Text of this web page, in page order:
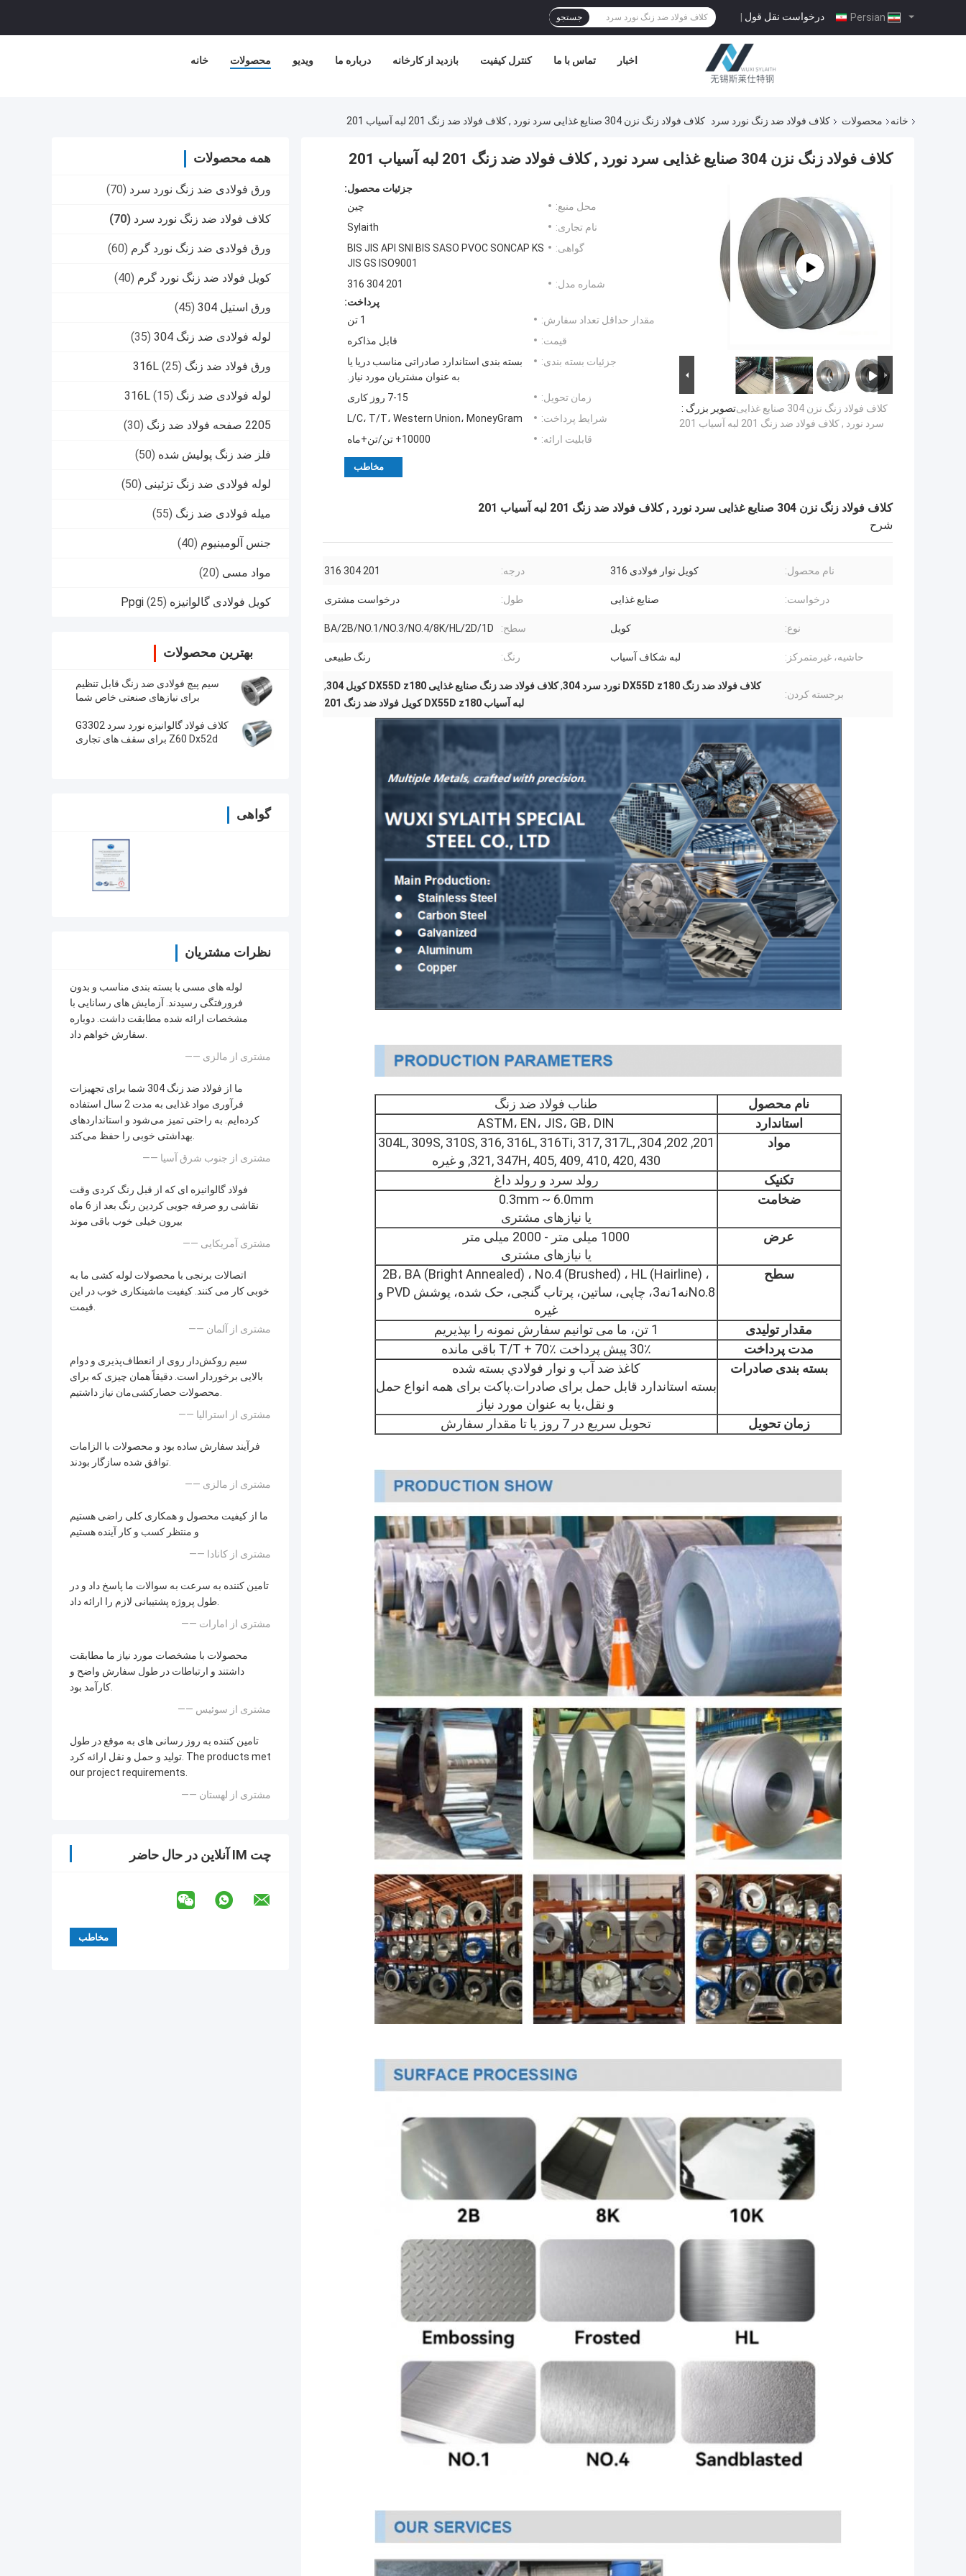
درخواست نقل قول | جستجو
خانه محصولات ویدیو درباره ما بازدید از کارخانه کنترل کیفیت تماس با ما اخبار
خانه محصولات کلاف فولاد ضد زنگ نورد سرد کلاف فولاد زنگ نزن 304 صنایع غذایی سرد نورد , کلاف فولاد ضد زنگ 201 لبه آسیاب 201
همه محصولات
ورق فولادی ضد زنگ نورد سرد (70)
کلاف فولاد ضد زنگ نورد سرد (70)
ورق فولادی ضد زنگ نورد گرم (60)
کویل فولاد ضد زنگ نورد گرم (40)
ورق استیل 304 (45)
لوله فولادی ضد زنگ 304 (35)
ورق فولاد ضد زنگ 316L (25)
لوله فولادی ضد زنگ 316L (15)
2205 صفحه فولاد ضد زنگ (30)
فلز ضد زنگ پولیش شده (50)
لوله فولادی ضد زنگ تزئینی (50)
میله فولادی ضد زنگ (55)
جنس آلومینیوم (40)
مواد مسی (20)
کویل فولادی گالوانیزه Ppgi (25)
بهترین محصولات
سیم پیچ فولادی ضد زنگ قابل تنظیم
برای نیازهای صنعتی خاص شما
کلاف فولاد گالوانیزه نورد سرد G3302
Z60 Dx52d برای سقف های تجاری
گواهی
نظرات مشتریان
لوله های مسی با بسته بندی مناسب و بدون
فرورفتگی رسیدند. آزمایش های رسانایی با
مشخصات ارائه شده مطابقت داشت. دوباره
سفارش خواهم داد.
—— مشتری از مالزی
ما از فولاد ضد زنگ 304 شما برای تجهیزات
فرآوری مواد غذایی به مدت 2 سال استفاده
کرده‌ایم. به راحتی تمیز می‌شود و استانداردهای
بهداشتی خوبی را حفظ می‌کند.
—— مشتری از جنوب شرق آسیا
فولاد گالوانیزه ای که از قبل رنگ کردی وقت
نقاشی رو صرفه جویی کردین رنگ بعد از 6 ماه
بیرون خیلی خوب باقی موند
—— مشتری آمریکایی
اتصالات برنجی با محصولات لوله کشی ما به
خوبی کار می کنند. کیفیت ماشینکاری خوب در این
قیمت.
—— مشتری از آلمان
سیم روکش‌دار روی از انعطاف‌پذیری و دوام
بالایی برخوردار است. دقیقاً همان چیزی که برای
محصولات حصارکشی‌مان نیاز داشتیم.
—— مشتری از استرالیا
فرآیند سفارش ساده بود و محصولات با الزامات
توافق شده سازگار بودند.
—— مشتری از مالزی
ما از کیفیت محصول و همکاری کلی راضی هستیم
و منتظر کسب و کار آینده هستیم
—— مشتری از کانادا
تامین کننده به سرعت به سوالات ما پاسخ داد و در
طول پروژه پشتیبانی لازم را ارائه داد.
—— مشتری از امارات
محصولات با مشخصات مورد نیاز ما مطابقت
داشتند و ارتباطات در طول سفارش واضح و
کارآمد بود.
—— مشتری از سوئیس
تامین کننده به روز رسانی های به موقع در طول
تولید و حمل و نقل ارائه کرد. The products met
our project requirements.
—— مشتری از لهستان
چت IM آنلاین در حال حاضر
کلاف فولاد زنگ نزن 304 صنایع غذایی سرد نورد , کلاف فولاد ضد زنگ 201 لبه آسیاب 201
تصویر بزرگ :کلاف فولاد زنگ نزن 304 صنایع غذایی
سرد نورد , کلاف فولاد ضد زنگ 201 لبه آسیاب 201
جزئیات محصول:
محل منبع:
چین
نام تجاری:
Sylaith
گواهی:
BIS JIS API SNI BIS SASO PVOC SONCAP KS
JIS GS ISO9001
شماره مدل:
201 304 316
پرداخت:
مقدار حداقل تعداد سفارش:
1 تن
قیمت:
قابل مذاکره
جزئیات بسته بندی:
بسته بندی استاندارد صادراتی مناسب دریا یا
به عنوان مشتریان مورد نیاز.
زمان تحویل:
7-15 روز کاری
شرایط پرداخت:
L/C، T/T، Western Union، MoneyGram
قابلیت ارائه:
10000+ تن/تن+ماه
مخاطب
کلاف فولاد زنگ نزن 304 صنایع غذایی سرد نورد , کلاف فولاد ضد زنگ 201 لبه آسیاب 201
شرح
نام محصول: کویل نوار فولادی 316 درجه: 201 304 316
درخواست: صنایع غذایی طول: درخواست مشتری
نوع: کویل سطح: BA/2B/NO.1/NO.3/NO.4/8K/HL/2D/1D
حاشیه، غیرمتمرکز: لبه شکاف آسیاب رنگ: رنگ طبیعی
برجسته کردن:
کلاف فولاد ضد زنگ DX55D z180 نورد سرد 304 ,کلاف فولاد ضد زنگ صنایع غذایی DX55D z180 کویل 304
,
لبه آسیاب DX55D z180 کویل فولاد ضد زنگ 201
نام محصول
طناب فولاد ضد زنگ
استاندارد
ASTM، EN، JIS، GB، DIN
مواد
201, 202, 304, 304L, 309S, 310S, 316, 316L, 316Ti, 317, 317L,
321, 347H, 405, 409, 410, 420, 430, و غیره
تکنیک
رولد سرد و رولد داغ
ضخامت
0.3mm ~ 6.0mm
یا نیازهای مشتری
عرض
1000 میلی متر - 2000 میلی متر
یا نیازهای مشتری
سطح
2B، BA (Bright Annealed) ، No.4 (Brushed) ، HL (Hairline) ،
No.8نه1نه3، چاپی، ساتین، پرتاب گنجی، حک شده، پوشش PVD و
غیره
مقدار تولیدی
1 تن، ما می توانیم سفارش نمونه را بپذیریم
مدت پرداخت
30٪ پیش پرداخت T/T + 70٪ باقی مانده
بسته بندی صادرات
کاغذ ضد آب و نوار فولادي بسته شده
بسته استاندارد قابل حمل برای صادرات.پاکت برای همه انواع حمل
و نقل،یا به عنوان مورد نیاز
زمان تحویل
تحویل سریع در 7 روز یا تا مقدار سفارش